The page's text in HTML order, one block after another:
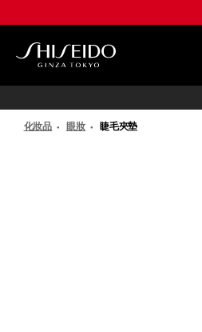
至
化妝品 眼妝 睫毛夾墊